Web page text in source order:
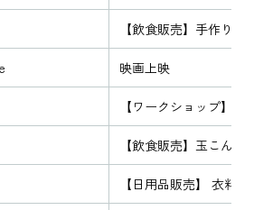
【飲食販売】手作り
映画上映
【ワークショップ】
【飲食販売】玉こん
【日用品販売】 衣料